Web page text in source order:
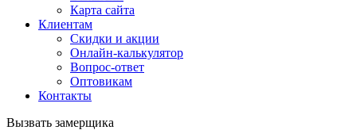
Карта сайта
Клиентам
Скидки и акции
Онлайн-калькулятор
Вопрос-ответ
Оптовикам
Контакты
Вызвать замерщика